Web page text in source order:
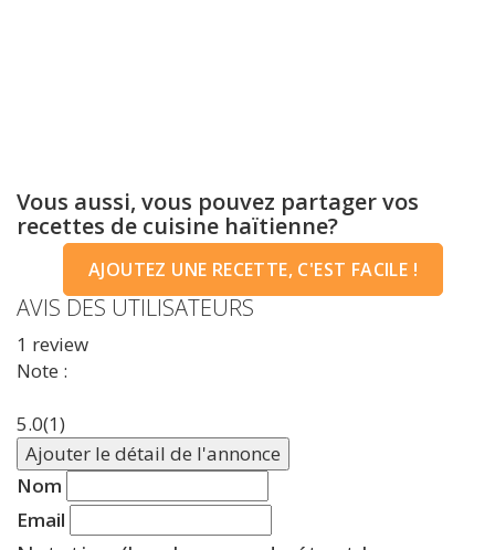
Vous aussi, vous pouvez partager vos
recettes de cuisine haïtienne?
AJOUTEZ UNE RECETTE, C'EST FACILE !
AVIS DES UTILISATEURS
1 review
Note :
5.0(1)
Ajouter le détail de l'annonce
Nom
Email